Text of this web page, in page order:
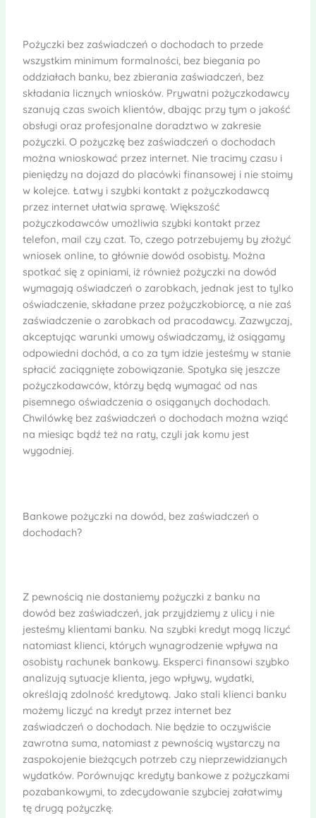
Pożyczki bez zaświadczeń o dochodach to przede
wszystkim minimum formalności, bez biegania po
oddziałach banku, bez zbierania zaświadczeń, bez
składania licznych wniosków. Prywatni pożyczkodawcy
szanują czas swoich klientów, dbając przy tym o jakość
obsługi oraz profesjonalne doradztwo w zakresie
pożyczki. O pożyczkę bez zaświadczeń o dochodach
można wnioskować przez internet. Nie tracimy czasu i
pieniędzy na dojazd do placówki finansowej i nie stoimy
w kolejce. Łatwy i szybki kontakt z pożyczkodawcą
przez internet ułatwia sprawę. Większość
pożyczkodawców umożliwia szybki kontakt przez
telefon, mail czy czat. To, czego potrzebujemy by złożyć
wniosek online, to głównie dowód osobisty. Można
spotkać się z opiniami, iż również pożyczki na dowód
wymagają oświadczeń o zarobkach, jednak jest to tylko
oświadczenie, składane przez pożyczkobiorcę, a nie zaś
zaświadczenie o zarobkach od pracodawcy. Zazwyczaj,
akceptując warunki umowy oświadczamy, iż osiągamy
odpowiedni dochód, a co za tym idzie jesteśmy w stanie
spłacić zaciągnięte zobowiązanie. Spotyka się jeszcze
pożyczkodawców, którzy będą wymagać od nas
pisemnego oświadczenia o osiąganych dochodach.
Chwilówkę bez zaświadczeń o dochodach można wziąć
na miesiąc bądź też na raty, czyli jak komu jest
wygodniej.
Bankowe pożyczki na dowód, bez zaświadczeń o
dochodach?
Z pewnością nie dostaniemy pożyczki z banku na
dowód bez zaświadczeń, jak przyjdziemy z ulicy i nie
jesteśmy klientami banku. Na szybki kredyt mogą liczyć
natomiast klienci, których wynagrodzenie wpływa na
osobisty rachunek bankowy. Eksperci finansowi szybko
analizują sytuacje klienta, jego wpływy, wydatki,
określają zdolność kredytową. Jako stali klienci banku
możemy liczyć na kredyt przez internet bez
zaświadczeń o dochodach. Nie będzie to oczywiście
zawrotna suma, natomiast z pewnością wystarczy na
zaspokojenie bieżących potrzeb czy nieprzewidzianych
wydatków. Porównując kredyty bankowe z pożyczkami
pozabankowymi, to zdecydowanie szybciej załatwimy
tę drugą pożyczkę.